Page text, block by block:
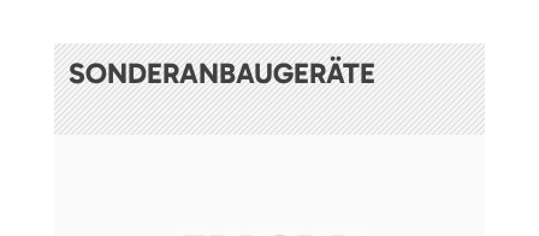
SONDERANBAUGERÄTE